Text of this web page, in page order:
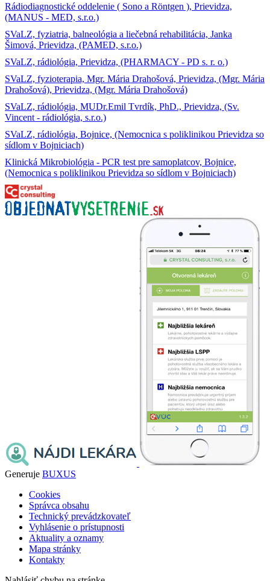
Rádiodiagnostické oddelenie ( Sono a Röntgen ), Prievidza,
(MANUS - MED, s.r.o.)
SVaLZ, fyziatria, balneológia a liečebná rehabilitácia, Janka
Šimová, Prievidza, (PAMED, s.r.o.)
SVaLZ, rádiológia, Prievidza, (PHARMACY - PD s. r. o.)
SVaLZ, fyzioterapia, Mgr. Mária Drahošová, Prievidza, (Mgr. Mária
Drahošová), Prievidza, (Mgr. Mária Drahošová)
SVaLZ, rádiológia, MUDr.Emil Tvrdík, PhD., Prievidza, (Sv.
Vincent - rádiológia, s.r.o.)
SVaLZ, rádiológia, Bojnice, (Nemocnica s poliklinikou Prievidza so
sídlom v Bojniciach)
Klinická Mikrobiológia - PCR test pre samoplatcov, Bojnice,
(Nemocnica s poliklinikou Prievidza so sídlom v Bojniciach)
Generuje BUXUS
Cookies
Správca obsahu
Technický prevádzkovateľ
Vyhlásenie o prístupnosti
Aktuality a oznamy
Mapa stránky
Kontakty